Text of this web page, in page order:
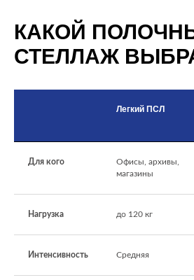
КАКОЙ
СТЕЛЛАЖ
Легкий ПСЛ
Для кого
Офисы, архивы,
магазины
Нагрузка до 120 кг
Интенсивность Средняя